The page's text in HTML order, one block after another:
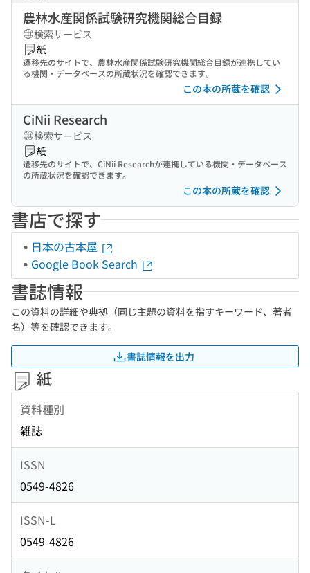
農林水産関係試験研究機関総合目録
検索サービス
紙
遷移先のサイトで、農林水産関係試験研究機関総合目録が連携してい
る機関・データベースの所蔵状況を確認できます。
この本の所蔵を確認
CiNii Research
検索サービス
紙
遷移先のサイトで、CiNii Researchが連携している機関・データベース
の所蔵状況を確認できます。
この本の所蔵を確認
書店で探す
日本の古本屋
Google Book Search
書誌情報
この資料の詳細や典拠（同じ主題の資料を指すキーワード、著者
名）等を確認できます。
書誌情報を出力
紙
資料種別
雑誌
ISSN
0549-4826
ISSN-L
0549-4826